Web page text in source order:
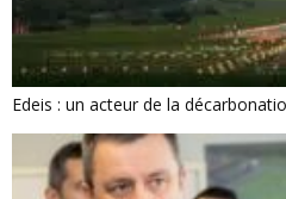
Edeis : un acteur de la